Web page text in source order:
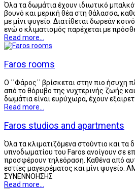
Όλα τα δωμάτια έχουν ιδιωτικό
βουνό και μερική θέα στη θάλασσα,
με μίνι ψυγείο. Διατίθεται δωρεάν
ενώ ο κλιματισμός παρέχεται με
Read more...
Faros rooms
Ο ΄΄Φάρος΄΄ βρίσκεται στην πιο ήσυχη
από το θόρυβο της νυχτερινής ζωής
δωμάτια είναι ευρύχωρα, έχουν
Read more...
Faros studios and apartments
Όλα τα κλιματιζόμενα στούντιο και τα
υπνοδωματίου του Faros ανοίγουν σε
προσφέρουν τηλεόραση. Καθένα από
εστίες μαγειρέματος και μίνι ψυγείο.
ΣΥΝΕΝΝΟΗΣΗΣ
Read more...